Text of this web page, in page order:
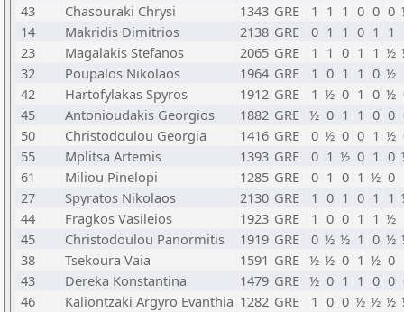
43
Chasouraki Chrysi 1343 GRE 1 1 1 0 0 0
14
Makridis Dimitrios 2138 GRE 0 1 1 0 1 1
23
Magalakis Stefanos 2065 GRE 1 1 0 1 1 ½
32
Poupalos Nikolaos 1964 GRE 1 0 1 1 0 ½
42
Hartofylakas Spyros 1912 GRE 1 ½ 0 1 0 ½
45
Antonioudakis Georgios 1882 GRE ½ 0 1 1 0 0
50
Christodoulou Georgia 1416 GRE 0 ½ 0 0 1 ½
55
Mplitsa Artemis 1393 GRE 0 1 ½ 0 1 0
61
Miliou Pinelopi 1285 GRE 0 1 0 1 ½ 0
27
Spyratos Nikolaos 2130 GRE 1 0 1 0 1 1
44
Fragkos Vasileios 1923 GRE 1 0 0 1 1 ½
45
Christodoulou Panormitis 1919 GRE 0 ½ ½ 1 0 ½
38
Tsekoura Vaia 1591 GRE ½ ½ 0 1 ½ 0
43
Dereka Konstantina 1479 GRE ½ 0 1 1 0 0
46
Kaliontzaki Argyro Evanthia 1282 GRE 1 0 0 ½ ½ ½